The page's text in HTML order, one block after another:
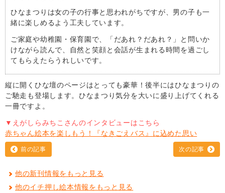
ひなまつりは女の子の行事と思われがちですが、男の子も一
緒に楽しめるよう工夫しています。
ご家庭や幼稚園・保育園で、「だあれ？だあれ？」と問いか
けながら読んで、自然と笑顔と会話が生まれる時間を過ごし
てもらえたらうれしいです。
縦に開くひな壇のページはとっても豪華！後半にはひなまつりの
ご馳走も登場します。ひなまつり気分を大いに盛り上げてくれる
一冊ですよ。
▼えがしらみちこさんのインタビューはこちら
赤ちゃん絵本を楽しもう！『なきごえバス』に込めた思い
前の記事 次の記事
他の新刊情報をもっと見る
他のイチ押し絵本情報をもっと見る